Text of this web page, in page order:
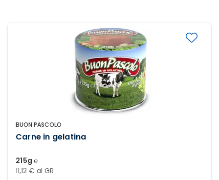
BUON PASCOLO
Carne in gelatina
215g ℮
11,12 € al GR